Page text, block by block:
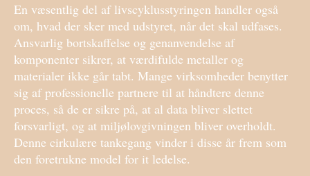
En væsentlig del af livscyklusstyringen handler også
om, hvad der sker med udstyret, når det skal udfases.
Ansvarlig bortskaffelse og genanvendelse af
komponenter sikrer, at værdifulde metaller og
materialer ikke går tabt. Mange virksomheder benytter
sig af professionelle partnere til at håndtere denne
proces, så de er sikre på, at al data bliver slettet
forsvarligt, og at miljølovgivningen bliver overholdt.
Denne cirkulære tankegang vinder i disse år frem som
den foretrukne model for it ledelse.